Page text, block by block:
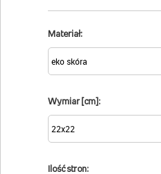
Materiał:
Wymiar [cm]:
Ilość stron: